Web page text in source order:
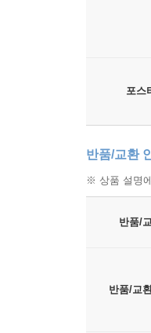
포스
반품/교환
※ 상품 설명
반품/
반품/교